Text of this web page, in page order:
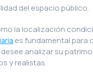
del espacio público.
la localización
es fundamental para
analizar su
y realistas.